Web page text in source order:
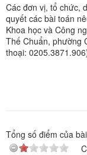
Các đơn vị, tổ chức,
quyết các bài toán
Khoa học và Công
Thế Chuẩn, phường
thoại:
Tổng số điểm của